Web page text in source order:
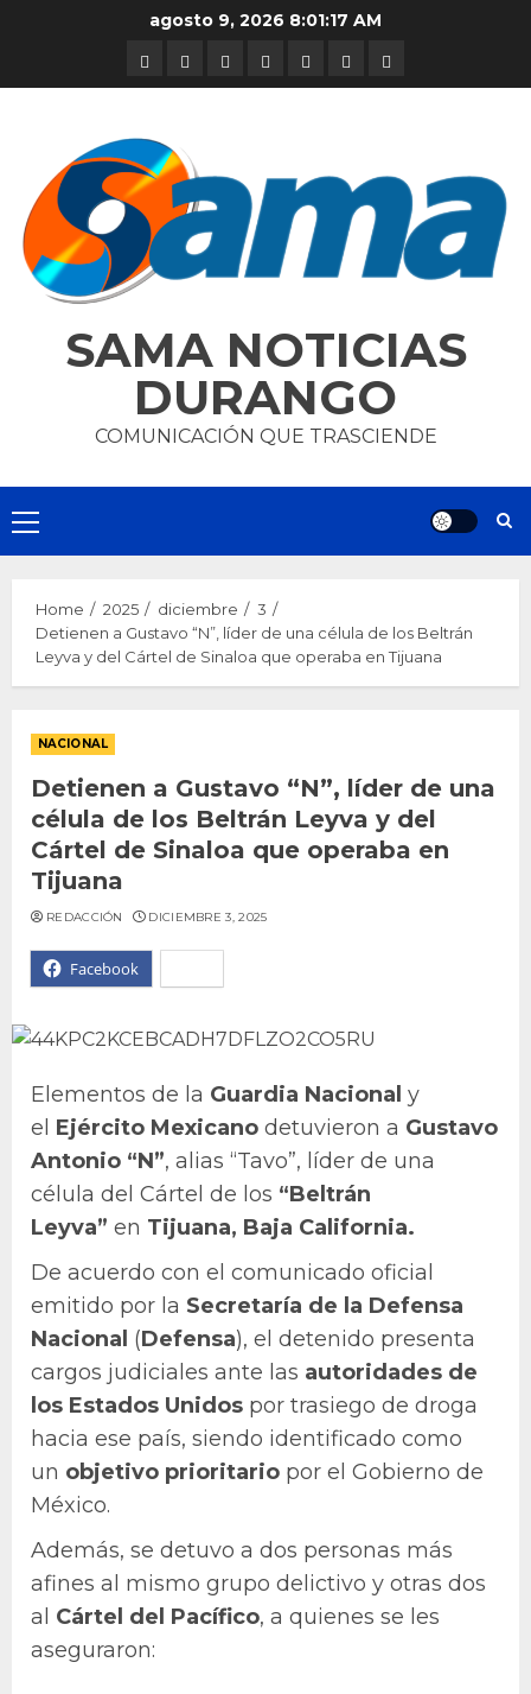
agosto 9, 2026 8:01:17 AM
DURANGO
NACIONAL
INTERNACIONAL
DEPORTES
ENTRETENIMIENTO
CIENCIA
Y
OPINION
SAMA NOTICIAS
DURANGO
COMUNICACIÓN QUE TRASCIENDE
Primary
Menu
Home 2025 diciembre
3
Detienen a Gustavo “N”, líder de una célula de los Beltrán
Leyva y del Cártel de Sinaloa que operaba en Tijuana
NACIONAL
Detienen a Gustavo “N”, líder de una
célula de los Beltrán Leyva y del
Cártel de Sinaloa que operaba en
Tijuana
Facebook
REDACCIÓN DICIEMBRE 3, 2025
Elementos de la Guardia Nacional y
el Ejército Mexicano detuvieron a Gustavo
Antonio “N”, alias “Tavo”, líder de una
célula del Cártel de los “Beltrán
Leyva” en Tijuana, Baja California.
De acuerdo con el comunicado oficial
emitido por la Secretaría de la Defensa
Nacional (Defensa), el detenido presenta
cargos judiciales ante las autoridades de
los Estados Unidos por trasiego de droga
hacia ese país, siendo identificado como
un objetivo prioritario por el Gobierno de
México.
Además, se detuvo a dos personas más
afines al mismo grupo delictivo y otras dos
al Cártel del Pacífico, a quienes se les
aseguraron: